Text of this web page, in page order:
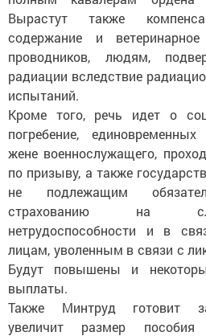
Вырастут также
содержание и
проводников, людям,
радиации вследствие
испытаний.
Кроме того, речь идет о
погребение,
жене военнослужащего,
по призыву, а также
не подлежащим
страхованию на
нетрудоспособности и в
лицам, уволенным в связи с
Будут повышены и
выплаты.
Также Минтруд готовит
увеличит размер